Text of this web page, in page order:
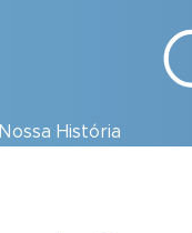
Nossa História